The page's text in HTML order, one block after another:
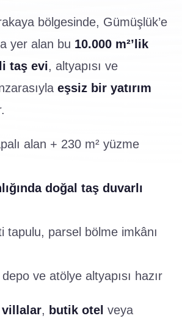
bölgesinde, Gümüşlük’e
yer alan bu 10.000 m²’lik
taş evi, altyapısı ve
eşsiz bir yatırım
alan + 230 m² yüzme
doğal taş duvarlı
tapulu, parsel bölme imkânı
ve atölye altyapısı hazır
, butik otel veya